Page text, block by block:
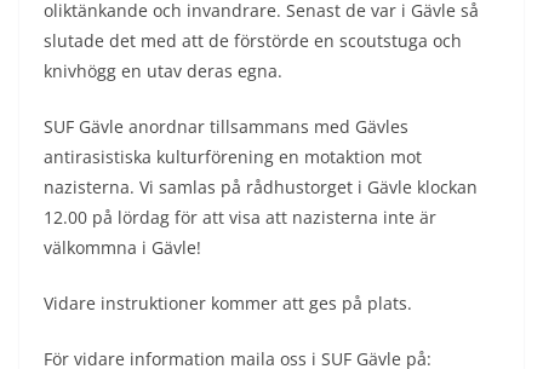
oliktänkande och invandrare. Senast de var i Gävle så
slutade det med att de förstörde en scoutstuga och
knivhögg en utav deras egna.
SUF Gävle anordnar tillsammans med Gävles
antirasistiska kulturförening en motaktion mot
nazisterna. Vi samlas på rådhustorget i Gävle klockan
12.00 på lördag för att visa att nazisterna inte är
välkommna i Gävle!
Vidare instruktioner kommer att ges på plats.
För vidare information maila oss i SUF Gävle på: